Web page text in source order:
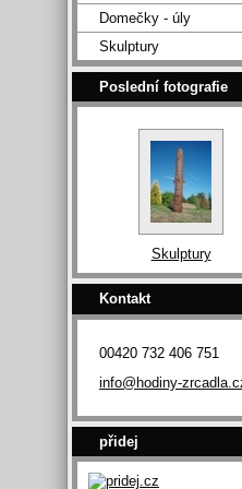
Domečky - úly
Skulptury
Poslední fotografie
Skulptury
Kontakt
00420 732 406 751
info@hodiny-
přidej